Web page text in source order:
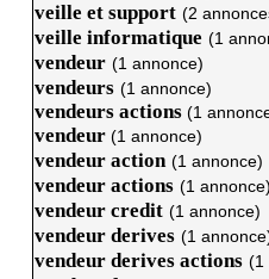
veille et support (2
veille informatique (1
vendeur (1 annonce)
vendeurs (1 annonce)
vendeurs actions (1
vendeur (1 annonce)
vendeur action (1 annonce)
vendeur actions (1
vendeur credit (1 annonce)
vendeur derives (1
vendeur derives actions (1